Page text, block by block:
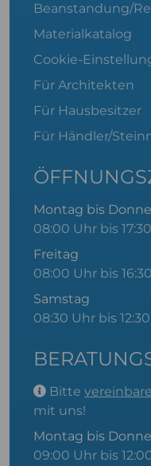
Beanstandung/
Materialkatalog
Cookie-
Für Architekten
Für Hausbesitzer
Für Händler/
Montag bis
08:00 Uhr bis
Freitag
08:00 Uhr bis
Samstag
08:30 Uhr bis
Bitte
mit uns!
Montag bis
09:00 Uhr bis